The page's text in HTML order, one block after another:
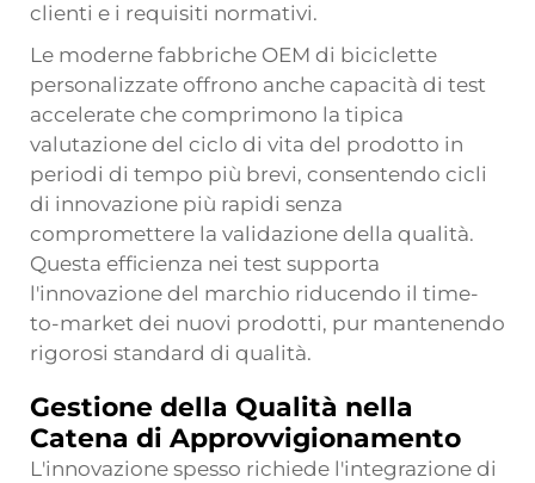
clienti e i requisiti normativi.
Le moderne fabbriche OEM di biciclette
personalizzate offrono anche capacità di test
accelerate che comprimono la tipica
valutazione del ciclo di vita del prodotto in
periodi di tempo più brevi, consentendo cicli
di innovazione più rapidi senza
compromettere la validazione della qualità.
Questa efficienza nei test supporta
l'innovazione del marchio riducendo il time-
to-market dei nuovi prodotti, pur mantenendo
rigorosi standard di qualità.
Gestione della Qualità nella
Catena di Approvvigionamento
L'innovazione spesso richiede l'integrazione di